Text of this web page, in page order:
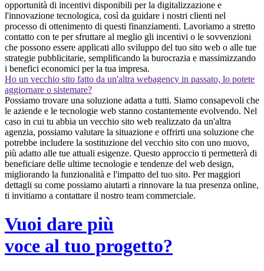
opportunità di incentivi disponibili per la digitalizzazione e
l'innovazione tecnologica, così da guidare i nostri clienti nel
processo di ottenimento di questi finanziamenti. Lavoriamo a stretto
contatto con te per sfruttare al meglio gli incentivi o le sovvenzioni
che possono essere applicati allo sviluppo del tuo sito web o alle tue
strategie pubblicitarie, semplificando la burocrazia e massimizzando
i benefici economici per la tua impresa.
Ho un vecchio sito fatto da un'altra webagency in passato, lo potete
aggiornare o sistemare?
Possiamo trovare una soluzione adatta a tutti. Siamo consapevoli che
le aziende e le tecnologie web stanno costantemente evolvendo. Nel
caso in cui tu abbia un vecchio sito web realizzato da un'altra
agenzia, possiamo valutare la situazione e offrirti una soluzione che
potrebbe includere la sostituzione del vecchio sito con uno nuovo,
più adatto alle tue attuali esigenze. Questo approccio ti permetterà di
beneficiare delle ultime tecnologie e tendenze del web design,
migliorando la funzionalità e l'impatto del tuo sito. Per maggiori
dettagli su come possiamo aiutarti a rinnovare la tua presenza online,
ti invitiamo a contattare il nostro team commerciale.
Vuoi dare più
voce al tuo progetto?